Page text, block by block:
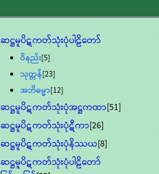
ဆဋ္ဌမူပိဋကတ်သုံးပုံပါဠိတော်
ဝိနည်း[5]
သုတ္တန်[23]
အဘိဓမ္မာ[12]
ဆဋ္ဌမူပိဋကတ်သုံးပုံအဋ္ဌကထာ[51]
ဆဋ္ဌမူပိဋကတ်သုံးပုံဋီကာ[26]
ဆဋ္ဌမူပိဋကတ်သုံးပုံနိဿယ[8]
ဆဋ္ဌမူပိဋကတ်သုံးပုံပါဠိတော်